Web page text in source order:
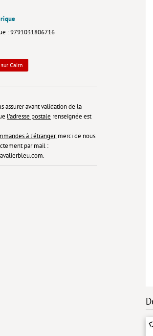
: 9791031806716
Cairn
assurer avant validation de la
l’adresse postale renseignée est
à l’étranger, merci de nous
par mail :